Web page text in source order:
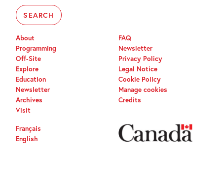
About
Programming
Off-Site
Explore
Education
Newsletter
Archives
Visit
FAQ
Newsletter
Privacy Policy
Legal Notice
Cookie Policy
Manage cookies
Credits
Français
English